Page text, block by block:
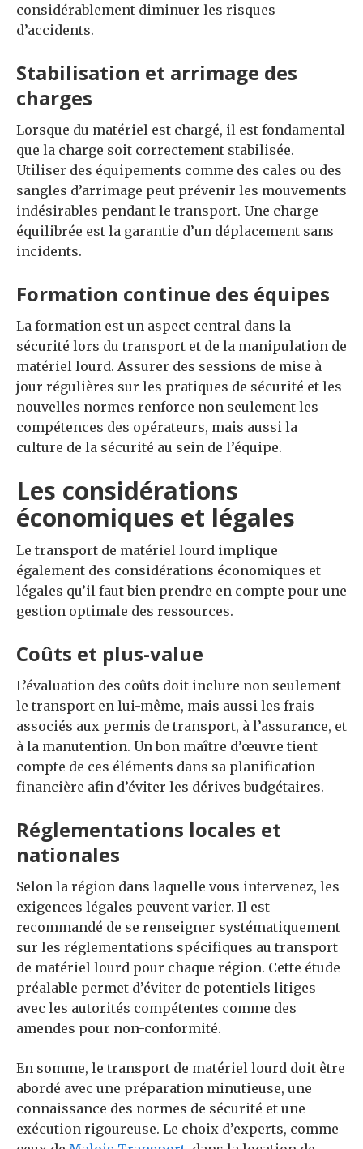
considérablement diminuer les risques
d’accidents.
Stabilisation et arrimage des
charges
Lorsque du matériel est chargé, il est fondamental
que la charge soit correctement stabilisée.
Utiliser des équipements comme des cales ou des
sangles d’arrimage peut prévenir les mouvements
indésirables pendant le transport. Une charge
équilibrée est la garantie d’un déplacement sans
incidents.
Formation continue des équipes
La formation est un aspect central dans la
sécurité lors du transport et de la manipulation de
matériel lourd. Assurer des sessions de mise à
jour régulières sur les pratiques de sécurité et les
nouvelles normes renforce non seulement les
compétences des opérateurs, mais aussi la
culture de la sécurité au sein de l’équipe.
Les considérations
économiques et légales
Le transport de matériel lourd implique
également des considérations économiques et
légales qu’il faut bien prendre en compte pour une
gestion optimale des ressources.
Coûts et plus-value
L’évaluation des coûts doit inclure non seulement
le transport en lui-même, mais aussi les frais
associés aux permis de transport, à l’assurance, et
à la manutention. Un bon maître d’œuvre tient
compte de ces éléments dans sa planification
financière afin d’éviter les dérives budgétaires.
Réglementations locales et
nationales
Selon la région dans laquelle vous intervenez, les
exigences légales peuvent varier. Il est
recommandé de se renseigner systématiquement
sur les réglementations spécifiques au transport
de matériel lourd pour chaque région. Cette étude
préalable permet d’éviter de potentiels litiges
avec les autorités compétentes comme des
amendes pour non-conformité.
En somme, le transport de matériel lourd doit être
abordé avec une préparation minutieuse, une
connaissance des normes de sécurité et une
exécution rigoureuse. Le choix d’experts, comme